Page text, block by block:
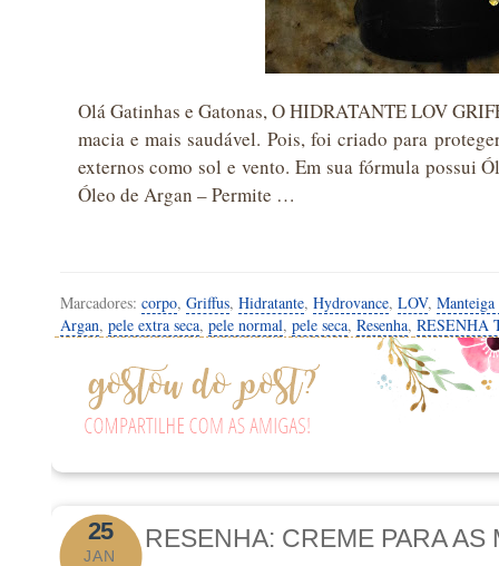
Olá Gatinhas e Gatonas, O HIDRATANTE LOV
macia e mais saudável. Pois, foi criado para
externos como sol e vento. Em sua fórmula possui
Óleo de Argan – Permite …
Marcadores: corpo, Griffus, Hidratante, Hydrovance, LOV,
Argan, pele extra seca, pele normal, pele seca, Resenha, RESENHA
25
JAN
RESENHA: CREME PARA AS